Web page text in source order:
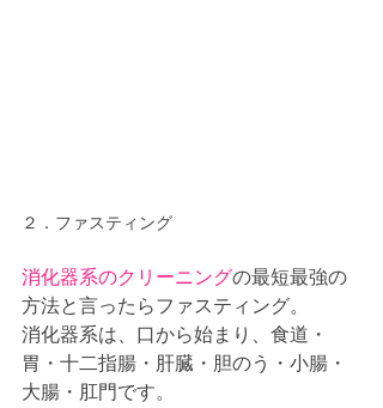
２．ファスティング
消化器系のクリーニングの最短最強の
方法と言ったらファスティング。
消化器系は、口から始まり、食道・
胃・十二指腸・肝臓・胆のう・小腸・
大腸・肛門です。